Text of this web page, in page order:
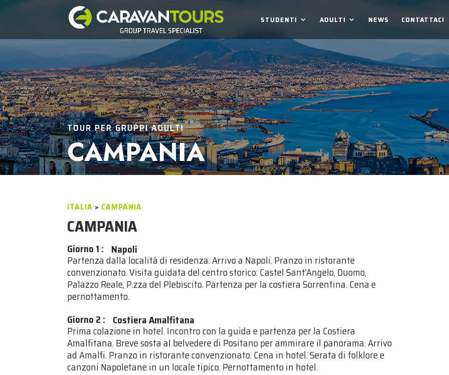
STUDENTI ADULTI NEWS CONTATTACI
TOUR PER GRUPPI ADULTI
CAMPANIA
ITALIA > CAMPANIA
CAMPANIA
Giorno 1 : Napoli
Partenza dalla località di residenza. Arrivo a Napoli. Pranzo in ristorante
convenzionato. Visita guidata del centro storico: Castel Sant‘Angelo, Duomo,
Palazzo Reale, P.zza del Plebiscito. Partenza per la costiera Sorrentina. Cena e
pernottamento.
Giorno 2 : Costiera Amalfitana
Prima colazione in hotel. Incontro con la guida e partenza per la Costiera
Amalfitana. Breve sosta al belvedere di Positano per ammirare il panorama. Arrivo
ad Amalfi. Pranzo in ristorante convenzionato. Cena in hotel. Serata di folklore e
canzoni Napoletane in un locale tipico. Pernottamento in hotel.